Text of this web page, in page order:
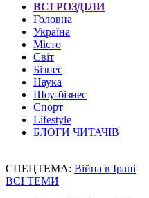
ВСІ РОЗДІЛИ
Головна
Україна
Місто
Світ
Бізнес
Наука
Шоу-бізнес
Спорт
Lifestyle
БЛОГИ ЧИТАЧІВ
СПЕЦТЕМА: Війна в Ірані
ВСІ ТЕМИ